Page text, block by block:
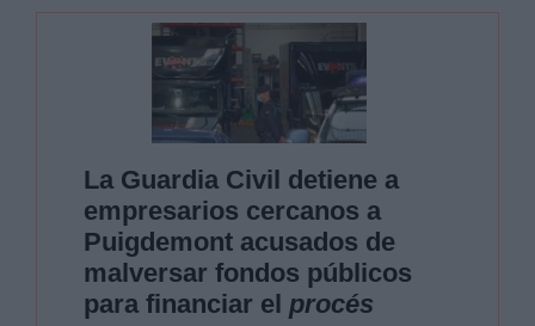
La Guardia Civil detiene a
empresarios cercanos a
Puigdemont acusados de
malversar fondos públicos
para financiar el procés